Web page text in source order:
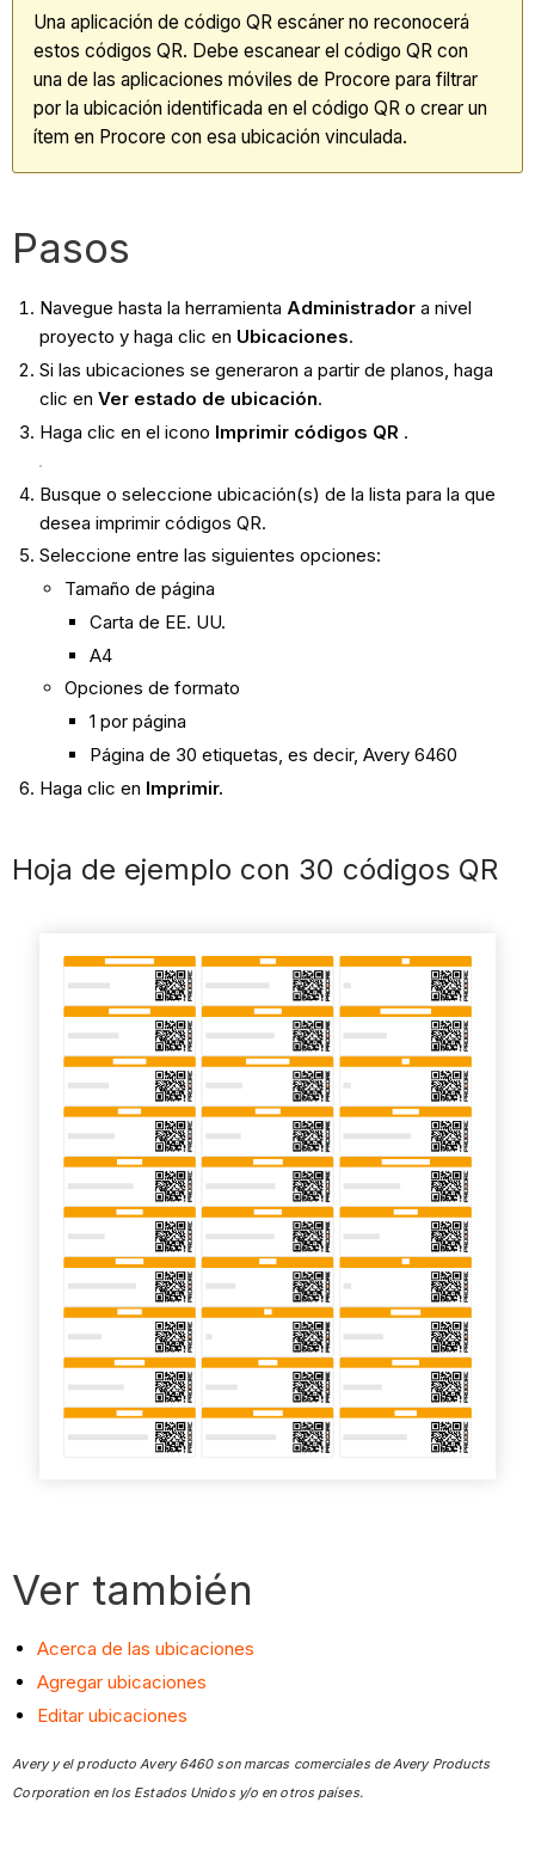
Una aplicación de código QR escáner no reconocerá
estos códigos QR. Debe escanear el código QR con
una de las aplicaciones móviles de Procore para filtrar
por la ubicación identificada en el código QR o crear un
ítem en Procore con esa ubicación vinculada.
Pasos
Navegue hasta la herramienta Administradora nivel
proyecto y haga clic en Ubicaciones.
Si las ubicaciones se generaron a partir de planos, haga
clic en Ver estado de ubicación.
Haga clic en el icono Imprimir códigos QR .
Busque o seleccione ubicación(s) de la lista para la que
desea imprimir códigos QR.
Seleccione entre las siguientes opciones:
Tamaño de página
Carta de EE. UU.
A4
Opciones de formato
1 por página
Página de 30 etiquetas, es decir, Avery 6460
Haga clic en Imprimir.
Hoja de ejemplo con 30 códigos QR
Ver también
Acerca de las ubicaciones
Agregar ubicaciones
Editar ubicaciones
Avery y el producto Avery 6460 son marcas comerciales de Avery Products
Corporation en los Estados Unidos y/o en otros países.